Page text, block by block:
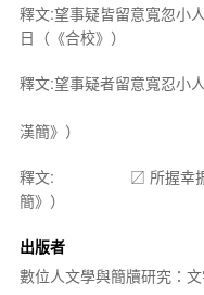
釋文:望事疑皆留意寬忽小
日（《合校》）
釋文:望事疑者留意寬忍小
□□
漢簡》）
釋文: 〼 所握幸振詁死
簡》）
出版者
數位人文學與簡牘研究：